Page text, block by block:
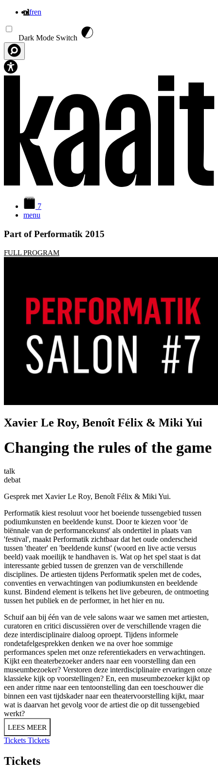
nlfren
Dark Mode Switch
7
menu
Part of Performatik 2015
FULL PROGRAM
Xavier Le Roy, Benoît Félix & Miki Yui
Changing the rules of the game
talk
debat
Gesprek met Xavier Le Roy, Benoît Félix & Miki Yui.
Performatik kiest resoluut voor het boeiende tussengebied tussen
podiumkunsten en beeldende kunst. Door te kiezen voor 'de
biënnale van de performancekunst' als ondertitel in plaats van
'festival', maakt Performatik zichtbaar dat het oude onderscheid
tussen 'theater' en 'beeldende kunst' (woord en live actie versus
beeld) vaak moeilijk te handhaven is. Wat op het spel staat is dat
interessante gebied tussen de grenzen van de verschillende
disciplines. De artiesten tijdens Performatik spelen met de codes,
conventies en verwachtingen van podiumkunsten en beeldende
kunst. Bindend element is telkens het live gebeuren, de ontmoeting
tussen het publiek en de performer, in het hier en nu.
Schuif aan bij één van de vele salons waar we samen met artiesten,
curatoren en critici discussiëren over de verschillende vragen die
deze interdisciplinaire dialoog oproept. Tijdens informele
rondetafelgesprekken denken we na over hoe sommige
performances spelen met onze referentiekaders en verwachtingen.
Kijkt een theaterbezoeker anders naar een voorstelling dan een
museumbezoeker? Verstoren deze interdisciplinaire ervaringen onze
klassieke kijk op voorstellingen? En, een museumbezoeker kijkt op
een ander ritme naar een tentoonstelling dan een toeschouwer die
binnen een vast tijdskader naar een theatervoorstelling kijkt, maar
wat is daarvan het gevolg voor de artiest die op dit tussengebied
werkt?
LEES MEER
Tickets Tickets
Tickets